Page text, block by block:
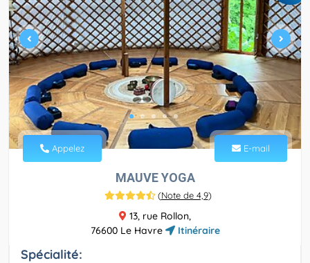
Appelez E-mail
MAUVE YOGA
(Note de 4,9)
13, rue Rollon,
76600 Le Havre
Itinéraire
Spécialité: